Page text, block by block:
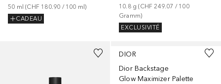
50 ml (CHF 180.90 / 100 ml)
CADEAU
10.8 g (CHF 249.07 / 100
Gramm)
EXCLUSIVITÉ
DIOR
Dior Backstage
Glow Maximizer Palette
+2